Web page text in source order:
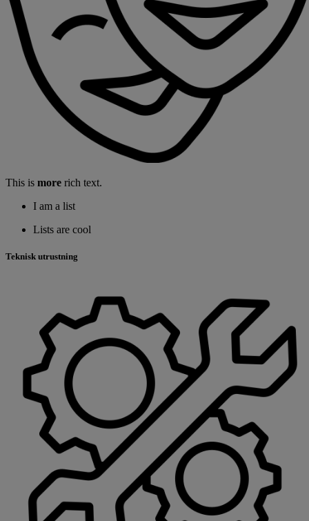
This is more rich text.
I am a list
Lists are cool
Teknisk utrustning